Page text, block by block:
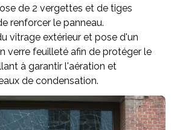
de 2 vergettes et de tiges
renforcer le panneau.
vitrage extérieur et pose d'un
verre feuilleté afin de protéger le
à garantir l'aération et
de condensation.